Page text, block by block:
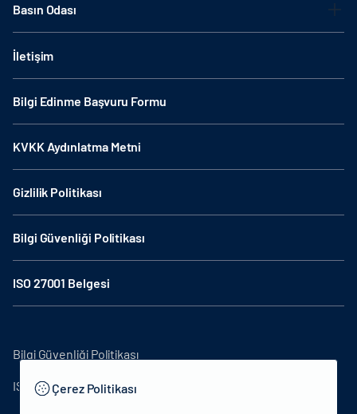
Basın Odası
İletişim
Bilgi Edinme Başvuru Formu
KVKK Aydınlatma Metni
Gizlilik Politikası
Bilgi Güvenliği Politikası
ISO 27001 Belgesi
Bilgi Güvenliği Politikası
ISO27001Çerez Politikası